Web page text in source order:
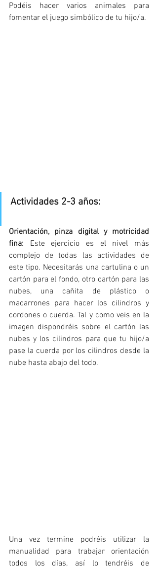
Podéis hacer varios animales para
fomentar el juego simbólico de tu hijo/a.
Actividades 2-3 años:
Orientación, pinza digital y motricidad
fina: Este ejercicio es el nivel más
complejo de todas las actividades de
este tipo. Necesitarás una cartulina o un
cartón para el fondo, otro cartón para las
nubes, una cañita de plástico o
macarrones para hacer los cilindros y
cordones o cuerda. Tal y como veis en la
imagen dispondréis sobre el cartón las
nubes y los cilindros para que tu hijo/a
pase la cuerda por los cilindros desde la
nube hasta abajo del todo.
Una vez termine podréis utilizar la
manualidad para trabajar orientación
todos los días, así lo tendréis de